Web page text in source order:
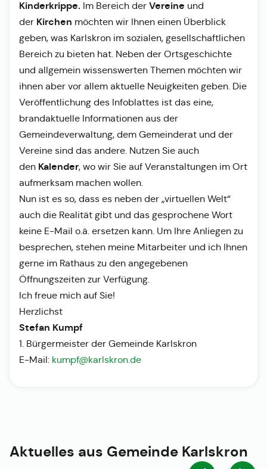
Kinderkrippe. Im Bereich der Vereine und
der Kirchen möchten wir Ihnen einen Überblick
geben, was Karlskron im sozialen, gesellschaftlichen
Bereich zu bieten hat. Neben der Ortsgeschichte
und allgemein wissenswerten Themen möchten wir
ihnen aber vor allem aktuelle Neuigkeiten geben. Die
Veröffentlichung des Infoblattes ist das eine,
brandaktuelle Informationen aus der
Gemeindeverwaltung, dem Gemeinderat und der
Vereine sind das andere. Nutzen Sie auch
den Kalender, wo wir Sie auf Veranstaltungen im Ort
aufmerksam machen wollen.
Nun ist es so, dass es neben der „virtuellen Welt“
auch die Realität gibt und das gesprochene Wort
keine E-Mail o.ä. ersetzen kann. Um Ihre Anliegen zu
besprechen, stehen meine Mitarbeiter und ich Ihnen
gerne im Rathaus zu den angegebenen
Öffnungszeiten zur Verfügung.
Ich freue mich auf Sie!
Herzlichst
Stefan Kumpf
1. Bürgermeister der Gemeinde Karlskron
E-Mail: kumpf@karlskron.de
Aktuelles aus Gemeinde Karlskron